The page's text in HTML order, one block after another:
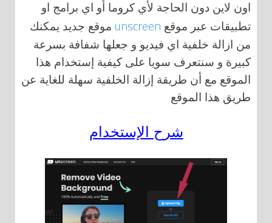
اون لاين دون الحاجة لأي كروما أو اي برامج او
تطبيقات عبر موقع unscreen موقع جديد يمكنك
من ازالة خلفية اي فيديو و جعلها شفافة بسرعة
كبيرة و سنتعرف سويا على كيفية إستخدام هذا
الموقع مع أن طريقة إزالة الخلفية سهلة للغاية عن
طريق هذا الموقع
شرح الإستخدام